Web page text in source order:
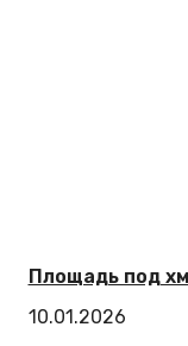
Площадь под
10.01.2026